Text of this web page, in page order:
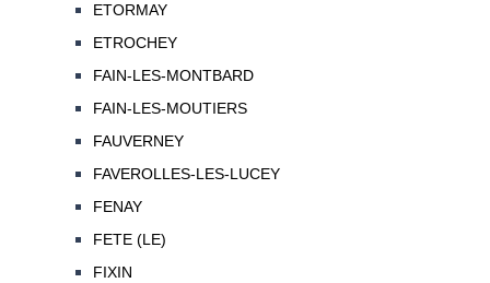
ETORMAY
ETROCHEY
FAIN-LES-MONTBARD
FAIN-LES-MOUTIERS
FAUVERNEY
FAVEROLLES-LES-LUCEY
FENAY
FETE (LE)
FIXIN